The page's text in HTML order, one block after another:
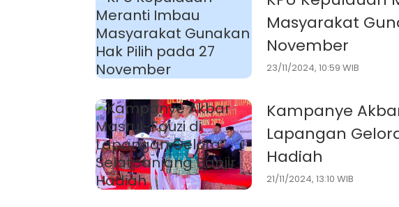
Masyarakat
November
23/11/2024, 10:59 WIB
Kampanye
Lapangan
Hadiah
21/11/2024, 13:10 WIB